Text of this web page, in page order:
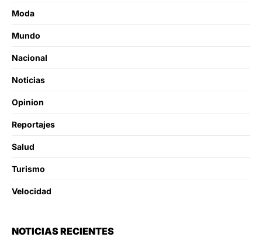
Moda
Mundo
Nacional
Noticias
Opinion
Reportajes
Salud
Turismo
Velocidad
NOTICIAS RECIENTES